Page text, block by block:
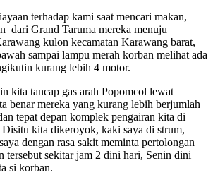
terhadap kami saat mencari makan,
dari Grand Taruma mereka menuju
kulon kecamatan Karawang barat,
sampai lampu merah korban melihat ada
kurang lebih 4 motor.
kita tancap gas arah Popomcol lewat
benar mereka yang kurang lebih berjumlah
tepat depan komplek pengairan kita di
Disitu kita dikeroyok, kaki saya di strum,
dengan rasa sakit meminta pertolongan
tersebut sekitar jam 2 dini hari, Senin dini
si korban.